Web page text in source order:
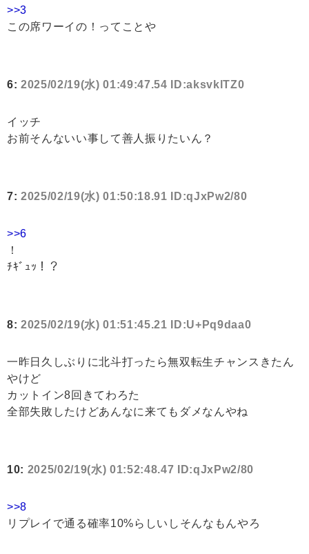
>>3
この席ワーイの！ってことや
6: 2025/02/19(水) 01:49:47.54 ID:aksvklTZ0
イッチ
お前そんないい事して善人振りたいん？
7: 2025/02/19(水) 01:50:18.91 ID:qJxPw2/80
>>6
！
ﾁｷﾞｭｯ！？
8: 2025/02/19(水) 01:51:45.21 ID:U+Pq9daa0
一昨日久しぶりに北斗打ったら無双転生チャンスきたん
やけど
カットイン8回きてわろた
全部失敗したけどあんなに来てもダメなんやね
10: 2025/02/19(水) 01:52:48.47 ID:qJxPw2/80
>>8
リプレイで通る確率10%らしいしそんなもんやろ